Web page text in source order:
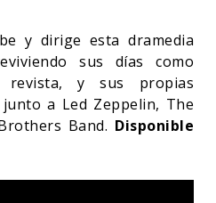
y dirige esta dramedia
sus días como
revista, y sus propias
a Led Zeppelin, The
Band. Disponible